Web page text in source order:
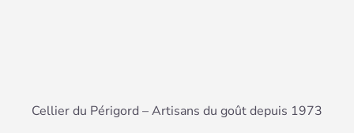
Cellier du Périgord – Artisans du goût depuis 1973